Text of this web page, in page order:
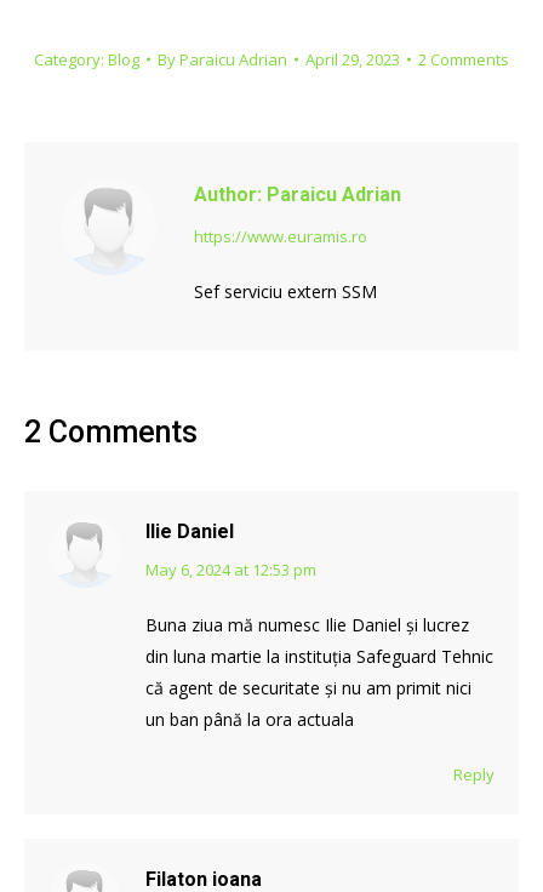
Category: Blog ByParaicu Adrian April 29, 2023 2 Comments
Author: Paraicu Adrian
https://www.euramis.ro
Sef serviciu extern SSM
2 Comments
Ilie Daniel
says:
May 6, 2024 at 12:53 pm
Buna ziua mă numesc Ilie Daniel și lucrez
din luna martie la instituția Safeguard Tehnic
că agent de securitate și nu am primit nici
un ban până la ora actuala
Reply
Filaton ioana